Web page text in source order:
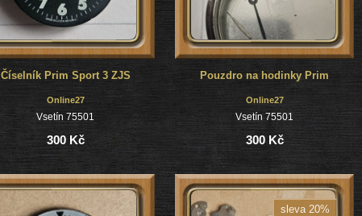
Číselník Prim Sport 3 ZJS
Online27
Vsetín 75501
300 Kč
Pouzdro na hodinky Prim
Online27
Vsetín 75501
300 Kč
sleva 20%